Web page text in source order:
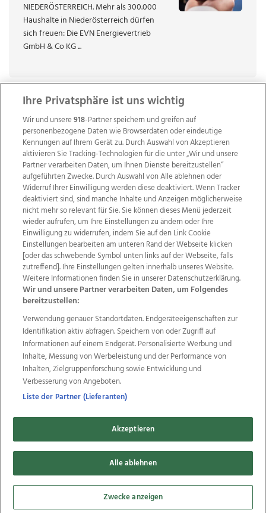
NIEDERÖSTERREICH. Mehr als 300.000
Haushalte in Niederösterreich dürfen
sich freuen: Die EVN Energievertrieb
GmbH & Co KG ...
Wir über uns Mediadaten Kontakt
Jobs
Datenschutz
Impressum
AGB Anzeigekunden
AGB Website
Ehrenkodex Politische Werbung
Weitere Angebote des Medienhauses Wimmer
TV1 di-mog-i.at OÖNow
Ischler Woche
Life Radio
OÖNachrichten
OÖN Immobilien
OÖN Karriere
OÖN Reise
Promenaden Galerien
Regionaljobs
wasistlos.at
Copyrights © 2026 Tips Zeitungs GmbH & Co KG
developed by11x11.net
Cookie Einstellungen bearbeiten
Ihre Privatsphäre ist uns wichtig
Wir und unsere918-Partner speichern und greifen auf
personenbezogene Daten wie Browserdaten oder eindeutige
Kennungen auf Ihrem Gerät zu. Durch Auswahl von Akzeptieren
aktivieren Sie Tracking-Technologien für die unter „Wir und unsere
Partner verarbeiten Daten, um Ihnen Dienste bereitzustellen“
aufgeführten Zwecke. Durch Auswahl von Alle ablehnen oder
Widerruf Ihrer Einwilligung werden diese deaktiviert. Wenn Tracker
deaktiviert sind, sind manche Inhalte und Anzeigen möglicherweise
nicht mehr so relevant für Sie. Sie können dieses Menü jederzeit
wieder aufrufen, um Ihre Einstellungen zu ändern oder Ihre
Einwilligung zu widerrufen, indem Sie auf den Link Cookie
Einstellungen bearbeiten am unteren Rand der Webseite klicken
[oder das schwebende Symbol unten links auf der Webseite, falls
zutreffend]. Ihre Einstellungen gelten innerhalb unseres Website.
Weitere Informationen finden Sie in unserer Datenschutzerklärung.
Wir und unsere Partner verarbeiten Daten, um Folgendes
bereitzustellen:
Verwendung genauer Standortdaten. Endgeräteeigenschaften zur
Identifikation aktiv abfragen. Speichern von oder Zugriff auf
Informationen auf einem Endgerät. Personalisierte Werbung und
Inhalte, Messung von Werbeleistung und der Performance von
Inhalten, Zielgruppenforschung sowie Entwicklung und
Verbesserung von Angeboten.
Liste der Partner (Lieferanten)
Akzeptieren
Alle ablehnen
Zwecke anzeigen